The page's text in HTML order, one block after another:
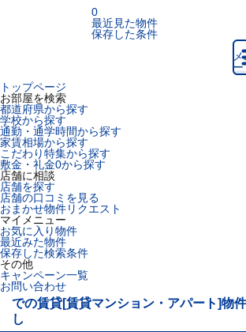
0
最近見た物件
保存した条件
ー
トップページ
お部屋を検索
都道府県から探す
学校から探す
通勤・通学時間から探す
家賃相場から探す
こだわり特集から探す
敷金・礼金0から探す
店舗に相談
店舗を探す
店舗の口コミを見る
おまかせ物件リクエスト
マイメニュー
お気に入り物件
最近みた物件
保存した検索条件
その他
キャンペーン一覧
お問い合わせ
での賃貸[賃貸マンション・アパート]物
し